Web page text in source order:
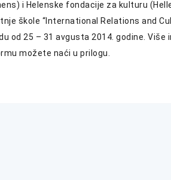
i Helenske fondacije za kulturu
škole “International Relations and
od 25 – 31 avgusta 2014. godine.
možete naći u prilogu.